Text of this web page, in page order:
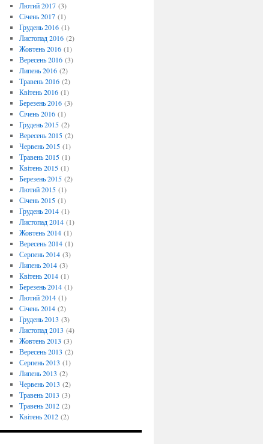
Лютий 2017(3)
Січень 2017(1)
Грудень 2016(1)
Листопад 2016(2)
Жовтень 2016(1)
Вересень 2016(3)
Липень 2016(2)
Травень 2016(2)
Квітень 2016(1)
Березень 2016(3)
Січень 2016(1)
Грудень 2015(2)
Вересень 2015(2)
Червень 2015(1)
Травень 2015(1)
Квітень 2015(1)
Березень 2015(2)
Лютий 2015(1)
Січень 2015(1)
Грудень 2014(1)
Листопад 2014(1)
Жовтень 2014(1)
Вересень 2014(1)
Серпень 2014(3)
Липень 2014(3)
Квітень 2014(1)
Березень 2014(1)
Лютий 2014(1)
Січень 2014(2)
Грудень 2013 (3)
Листопад 2013 (4)
Жовтень 2013 (3)
Вересень 2013 (2)
Серпень 2013 (1)
Липень 2013 (2)
Червень 2013 (2)
Травень 2013 (3)
Травень 2012(2)
Квітень 2012(2)